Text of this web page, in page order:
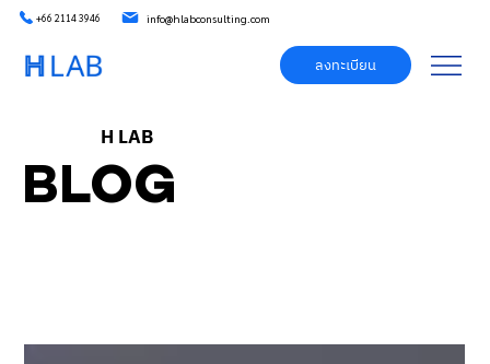
+66 2114 3946 info@hlabconsulting.com
ลงทะเบียน
H LAB
BLOG